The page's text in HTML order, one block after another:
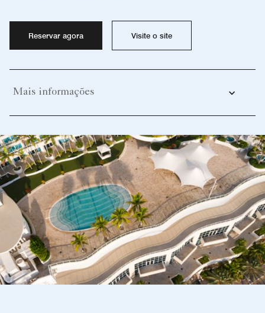
Reservar agora Visite o site
Mais informações